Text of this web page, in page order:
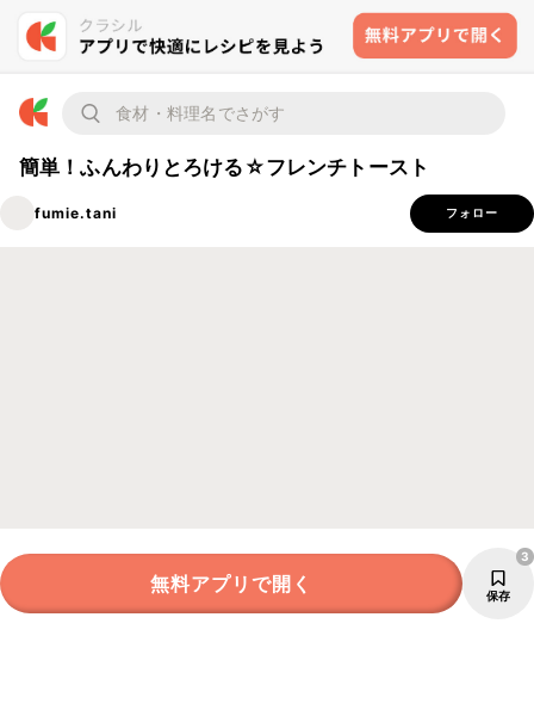
簡単！ふんわりとろける☆フレンチトースト
fumie.tani フォロー
無料アプリで開く 保存
3